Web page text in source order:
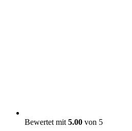
Bewertet mit 5.00 von 5